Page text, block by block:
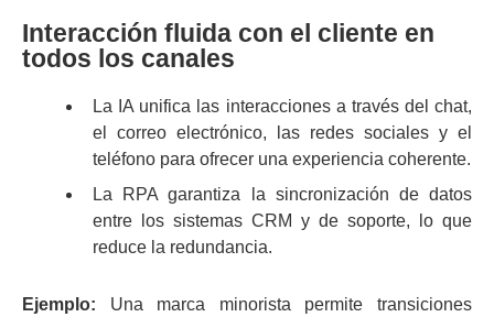
Interacción fluida con el cliente en
todos los canales
La IA unifica las interacciones a través del chat,
el correo electrónico, las redes sociales y el
teléfono para ofrecer una experiencia coherente.
La RPA garantiza la sincronización de datos
entre los sistemas CRM y de soporte, lo que
reduce la redundancia.
Ejemplo: Una marca minorista permite transiciones